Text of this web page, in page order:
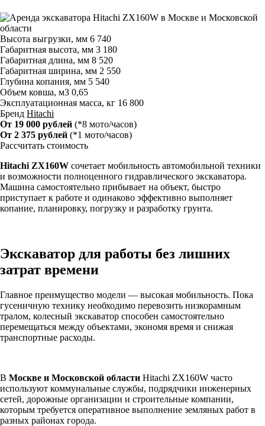
Высота выгрузки, мм 6 740
Габаритная высота, мм 3 180
Габаритная длина, мм 8 520
Габаритная ширина, мм 2 550
Глубина копания, мм 5 540
Объем ковша, м3 0,65
Эксплуатационная масса, кг 16 800
Бренд Hitachi
От 19 000 рублей (*8 мото/часов)
От 2 375 рублей (*1 мото/часов)
Рассчитать стоимость
Hitachi ZX160W сочетает мобильность автомобильной техники
и возможности полноценного гидравлического экскаватора.
Машина самостоятельно прибывает на объект, быстро
приступает к работе и одинаково эффективно выполняет
копание, планировку, погрузку и разработку грунта.
Экскаватор для работы без лишних
затрат времени
Главное преимущество модели — высокая мобильность. Пока
гусеничную технику необходимо перевозить низкорамным
тралом, колесный экскаватор способен самостоятельно
перемещаться между объектами, экономя время и снижая
транспортные расходы.
В Москве и Московской области Hitachi ZX160W часто
используют коммунальные службы, подрядчики инженерных
сетей, дорожные организации и строительные компании,
которым требуется оперативное выполнение земляных работ в
разных районах города.